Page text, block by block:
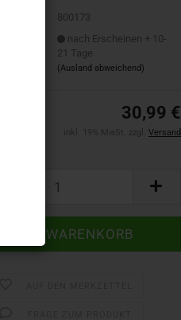
800173
nach Erscheinen + 10-
21 Tage
(Ausland abweichend)
30,99 €
Versand